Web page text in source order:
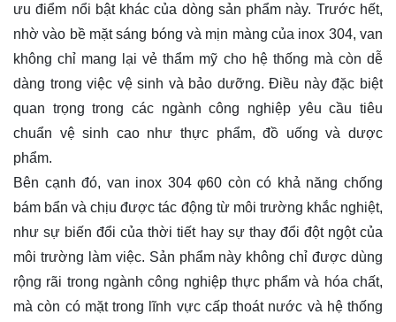
ưu điểm nổi bật khác của dòng sản phẩm này. Trước hết,
nhờ vào bề mặt sáng bóng và mịn màng của inox 304, van
không chỉ mang lại vẻ thẩm mỹ cho hệ thống mà còn dễ
dàng trong việc vệ sinh và bảo dưỡng. Điều này đặc biệt
quan trọng trong các ngành công nghiệp yêu cầu tiêu
chuẩn vệ sinh cao như thực phẩm, đồ uống và dược
phẩm.
Bên cạnh đó, van inox 304 φ60 còn có khả năng chống
bám bẩn và chịu được tác động từ môi trường khắc nghiệt,
như sự biến đổi của thời tiết hay sự thay đổi đột ngột của
môi trường làm việc. Sản phẩm này không chỉ được dùng
rộng rãi trong ngành công nghiệp thực phẩm và hóa chất,
mà còn có mặt trong lĩnh vực cấp thoát nước và hệ thống